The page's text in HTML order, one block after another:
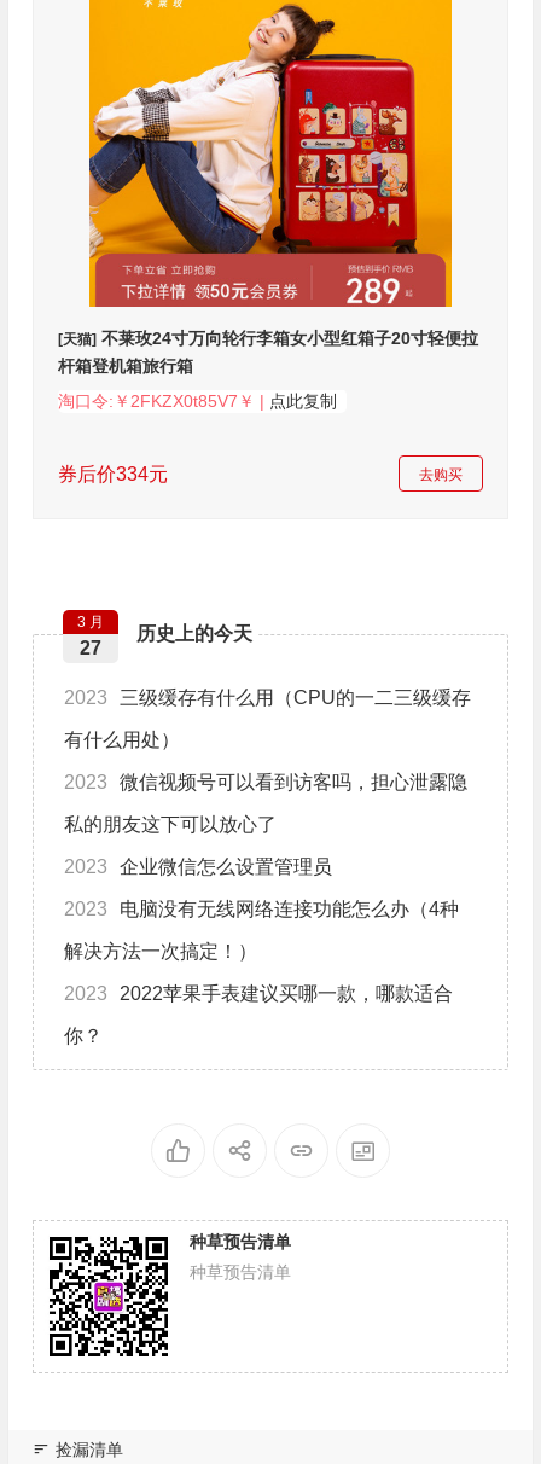
[天猫]不莱玫24寸万向轮行李箱女小型红箱子20寸轻便拉
杆箱登机箱旅行箱
淘口令:￥2FKZX0t85V7￥ | 点此复制
券后价334元 去购买
历史上的今天
3 月
27
2023 三级缓存有什么用（CPU的一二三级缓存
有什么用处）
2023 微信视频号可以看到访客吗，担心泄露隐
私的朋友这下可以放心了
2023 企业微信怎么设置管理员
2023 电脑没有无线网络连接功能怎么办（4种
解决方法一次搞定！）
2023 2022苹果手表建议买哪一款，哪款适合
你？
种草预告清单
种草预告清单
捡漏清单